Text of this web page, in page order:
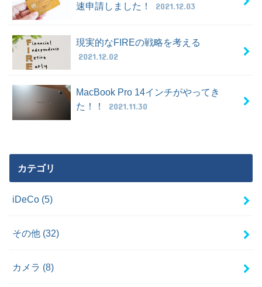
速申請しました！
2021.12.03
現実的なFIREの戦略を考える
2021.12.02
MacBook Pro 14インチがやってき
た！！
2021.11.30
カテゴリ
iDeCo (5)
その他 (32)
カメラ (8)